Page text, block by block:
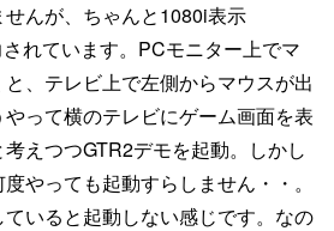
んが、ちゃんと1080i表示
されています。PCモニター上でマ
、テレビ上で左側からマウスが出
って横のテレビにゲーム画面を表
えつつGTR2デモを起動。しかし
やっても起動すらしません・・。
いると起動しない感じです。なの